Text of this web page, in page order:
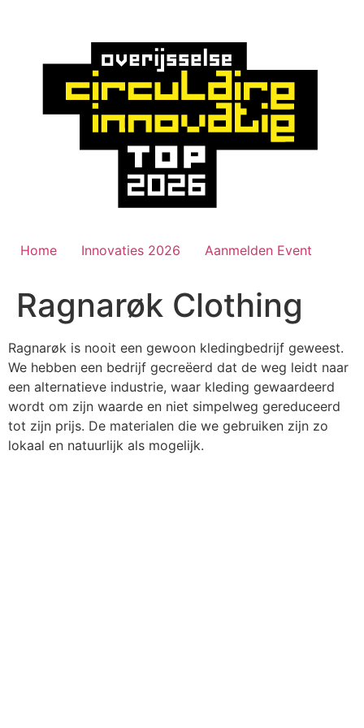
Home Innovaties 2026 Aanmelden Event
Ragnarøk Clothing
Ragnarøk is nooit een gewoon kledingbedrijf geweest.
We hebben een bedrijf gecreëerd dat de weg leidt naar
een alternatieve industrie, waar kleding gewaardeerd
wordt om zijn waarde en niet simpelweg gereduceerd
tot zijn prijs. De materialen die we gebruiken zijn zo
lokaal en natuurlijk als mogelijk.